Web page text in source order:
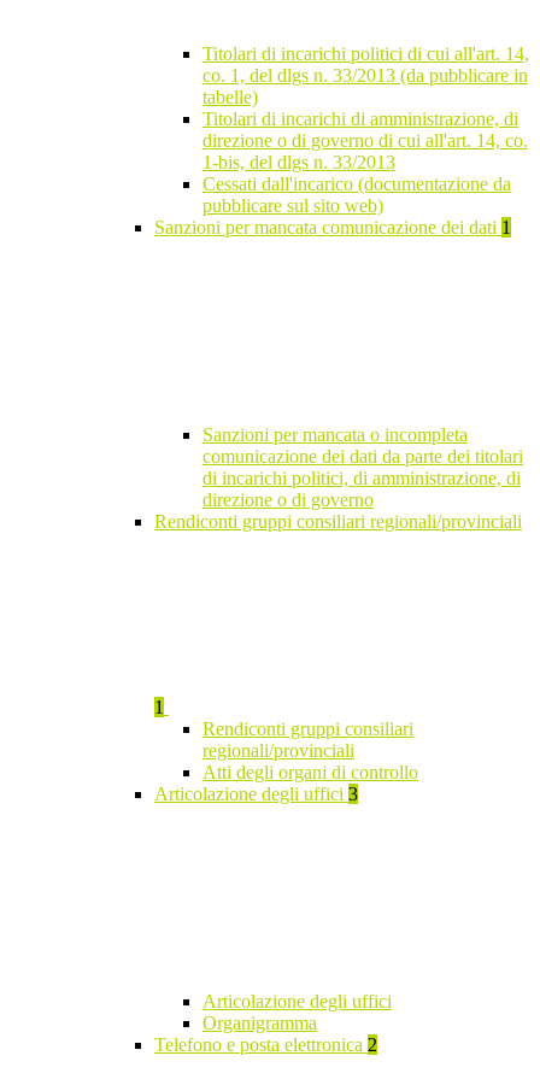
Titolari di incarichi politici di cui all'art. 14,
co. 1, del dlgs n. 33/2013 (da pubblicare in
tabelle)
Titolari di incarichi di amministrazione, di
direzione o di governo di cui all'art. 14, co.
1-bis, del dlgs n. 33/2013
Cessati dall'incarico (documentazione da
pubblicare sul sito web)
Sanzioni per mancata comunicazione dei dati 1
Sanzioni per mancata o incompleta
comunicazione dei dati da parte dei titolari
di incarichi politici, di amministrazione, di
direzione o di governo
Rendiconti gruppi consiliari regionali/provinciali
1
Rendiconti gruppi consiliari
regionali/provinciali
Atti degli organi di controllo
Articolazione degli uffici 3
Articolazione degli uffici
Organigramma
Telefono e posta elettronica 2